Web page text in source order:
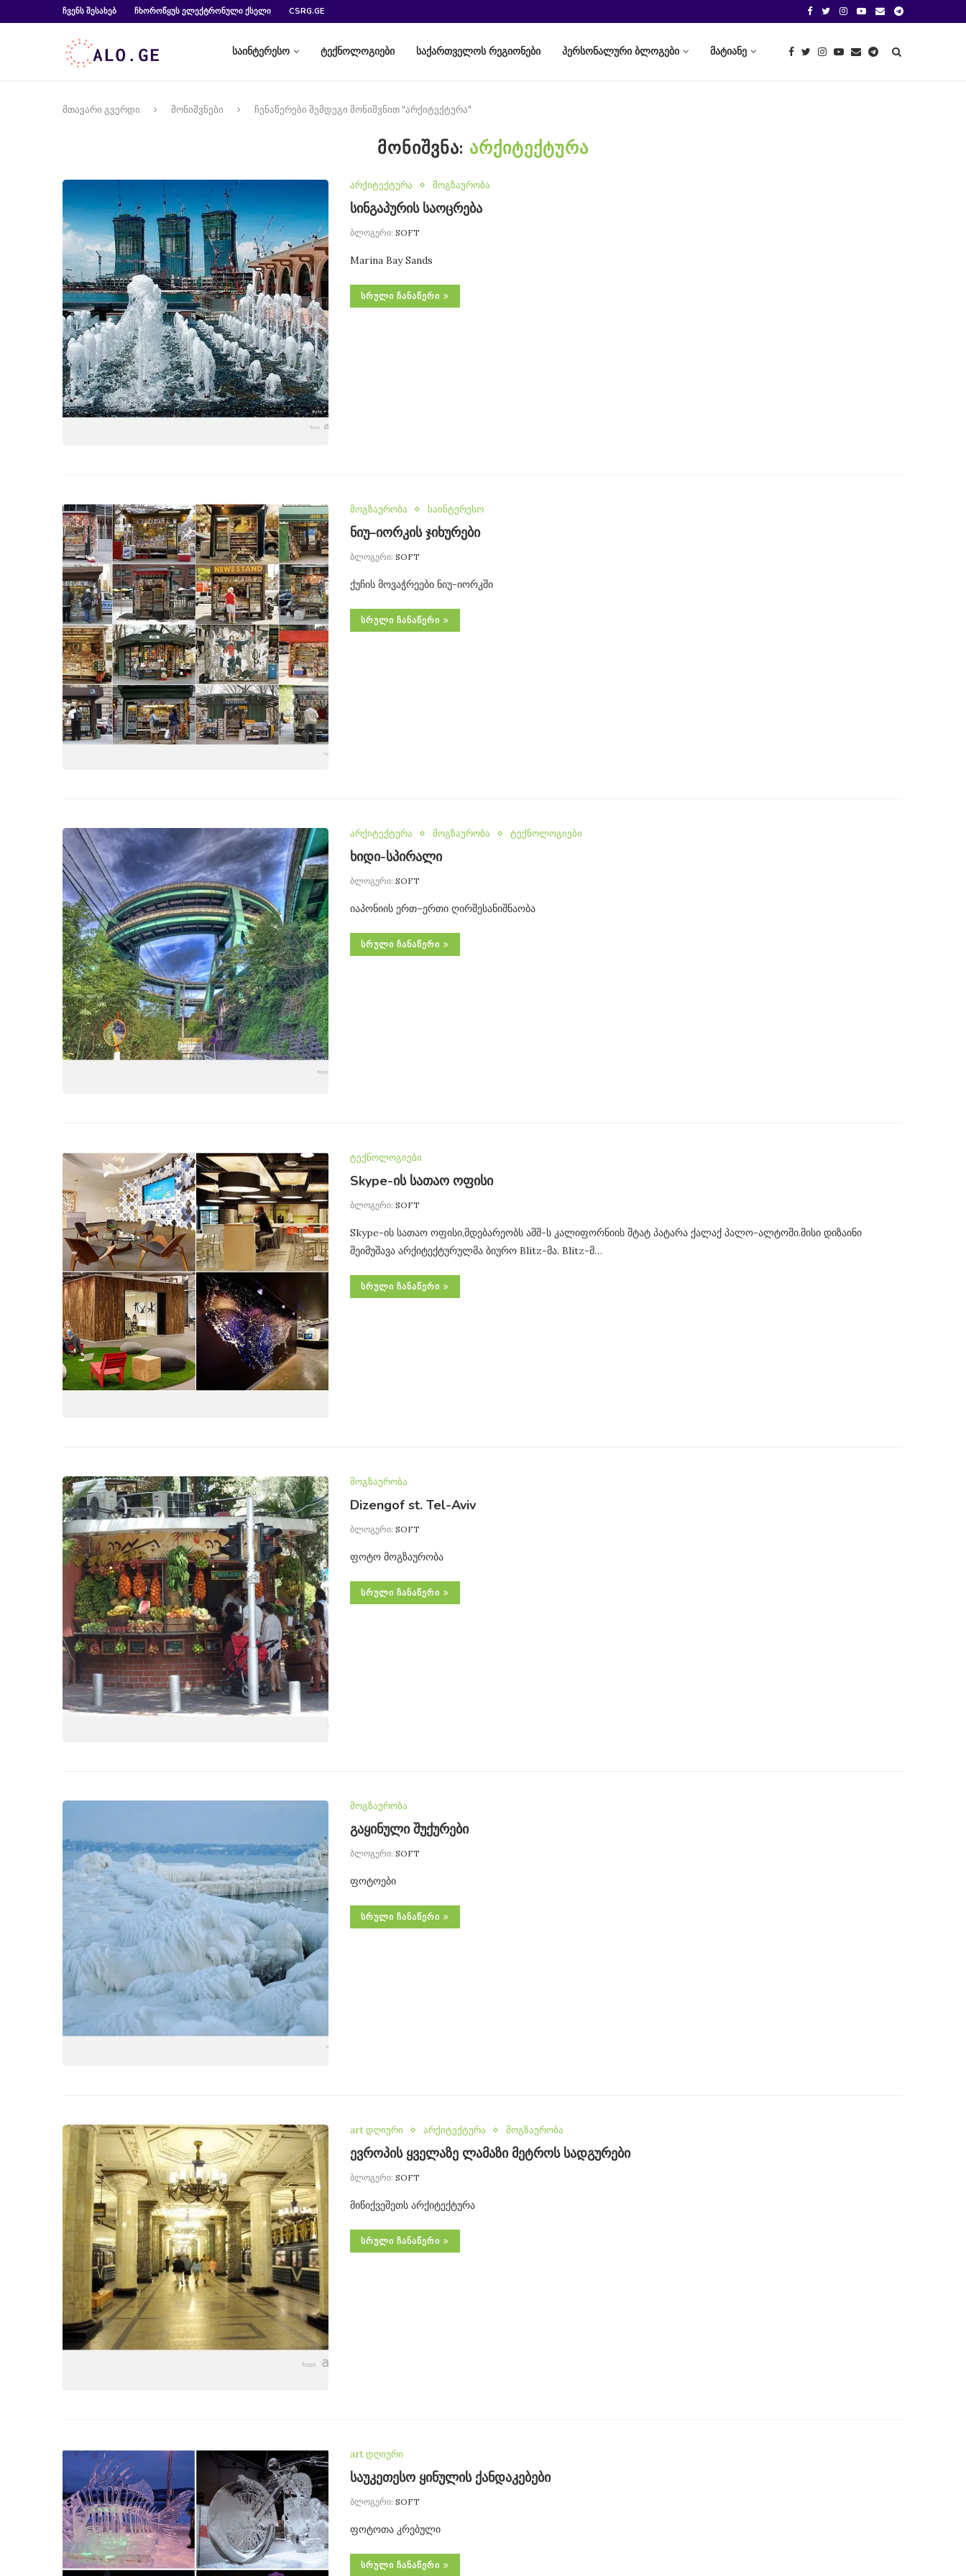
ᲩᲕᲔᲜᲡ ᲨᲔᲡᲐᲮᲔᲑ ᲩᲮᲝᲠᲝᲬᲧᲣᲡ ᲔᲚᲔᲥᲢᲠᲝᲜᲣᲚᲘ ᲥᲡᲔᲚᲘ CSRG.GE
საინტერესო ტექნოლოგიები საქართველოს რეგიონები პერსონალური ბლოგები მატიანე
მთავარი გვერდი მონიშვნები ჩენაწერები შემდეგი მონიშვნით "არქიტექტურა"
ᲛᲝᲜᲘᲨᲕᲜᲐ: ᲐᲠᲥᲘᲢᲔᲥᲢᲣᲠᲐ
არქიტექტურა მოგზაურობა
სინგაპურის საოცრება
ბლოგერი: SOFT
Marina Bay Sands
ᲡᲠᲣᲚᲘ ᲩᲐᲜᲐᲬᲔᲠᲘ
მოგზაურობა საინტერესო
ნიუ–იორკის ჯიხურები
ბლოგერი: SOFT
ქუჩის მოვაჭრეები ნიუ-იორკში
ᲡᲠᲣᲚᲘ ᲩᲐᲜᲐᲬᲔᲠᲘ
არქიტექტურა მოგზაურობა ტექნოლოგიები
ხიდი-სპირალი
ბლოგერი: SOFT
იაპონიის ერთ–ერთი ღირშესანიშნაობა
ᲡᲠᲣᲚᲘ ᲩᲐᲜᲐᲬᲔᲠᲘ
ტექნოლოგიები
Skype-ის სათაო ოფისი
ბლოგერი: SOFT
Skype-ის სათაო ოფისი,მდებარეობს აშშ-ს კალიფორნიის შტატ პატარა ქალაქ პალო-ალტოში.მისი დიზაინი
შეიმუშავა არქიტექტურულმა ბიურო Blitz-მა. Blitz-მ…
ᲡᲠᲣᲚᲘ ᲩᲐᲜᲐᲬᲔᲠᲘ
მოგზაურობა
Dizengof st. Tel-Aviv
ბლოგერი: SOFT
ფოტო მოგზაურობა
ᲡᲠᲣᲚᲘ ᲩᲐᲜᲐᲬᲔᲠᲘ
მოგზაურობა
გაყინული შუქურები
ბლოგერი: SOFT
ფოტოები
ᲡᲠᲣᲚᲘ ᲩᲐᲜᲐᲬᲔᲠᲘ
art დღიური არქიტექტურა მოგზაურობა
ევროპის ყველაზე ლამაზი მეტროს სადგურები
ბლოგერი: SOFT
მიწიქვეშეთს არქიტექტურა
ᲡᲠᲣᲚᲘ ᲩᲐᲜᲐᲬᲔᲠᲘ
art დღიური
საუკეთესო ყინულის ქანდაკებები
ბლოგერი: SOFT
ფოტოთა კრებული
ᲡᲠᲣᲚᲘ ᲩᲐᲜᲐᲬᲔᲠᲘ